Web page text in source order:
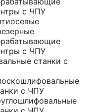
с ЧПУ
с ЧПУ
станки с
с ЧПУ